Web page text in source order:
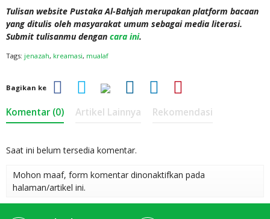
Tulisan website Pustaka Al-Bahjah merupakan platform bacaan
yang ditulis oleh masyarakat umum sebagai media literasi.
Submit tulisanmu dengan cara ini.
Tags: jenazah, kreamasi, mualaf
Bagikan ke
Komentar (0) Artikel Lainnya Rekomendasi
Saat ini belum tersedia komentar.
Mohon maaf, form komentar dinonaktifkan pada
halaman/artikel ini.